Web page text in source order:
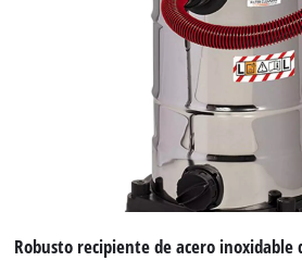
This content is not
to trackers that are
visitor. The website
the site with their
to the list of
Powered by
Robusto recipiente de acero inoxidable